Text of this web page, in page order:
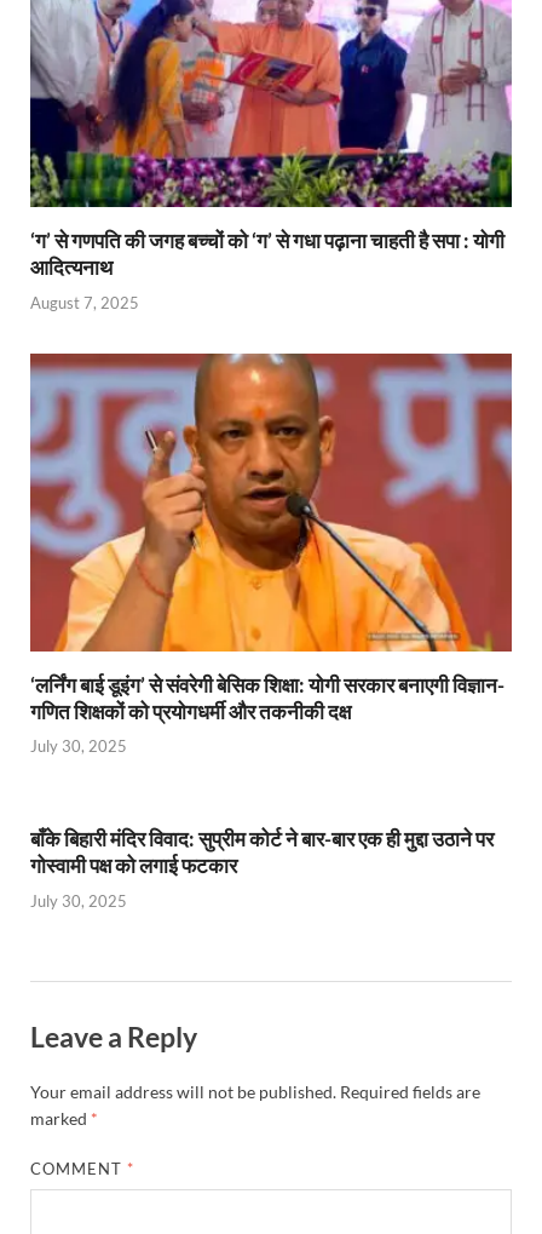
y
‘ग’ से गणपति की जगह बच्चों को ‘ग’ से गधा पढ़ाना चाहती है सपा : योगी
आदित्यनाथ
August 7, 2025
‘लर्निंग बाई डूइंग’ से संवरेगी बेसिक शिक्षा: योगी सरकार बनाएगी विज्ञान-
गणित शिक्षकों को प्रयोगधर्मी और तकनीकी दक्ष
July 30, 2025
बाँके बिहारी मंदिर विवाद: सुप्रीम कोर्ट ने बार-बार एक ही मुद्दा उठाने पर
गोस्वामी पक्ष को लगाई फटकार
July 30, 2025
Leave a Reply
Your email address will not be published. Required fields are
marked *
COMMENT *